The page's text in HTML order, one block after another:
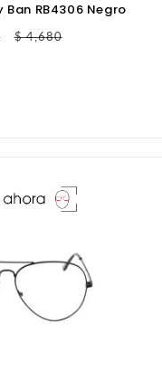
Ban RB4306 Negro
Precio
$ 4,680